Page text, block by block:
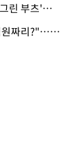
· 30년째 에베레스트에 얼어붙은 '그린 부츠'…드디어 가족 품으로
· "'꽝'인 줄 알고 버린 복권이 16억원짜리?"…극적으로 되찾은 사연